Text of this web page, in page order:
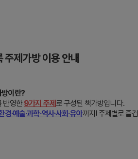
주제가방 이용 안내
방이란?
반영한 9가지 주제 로 구성된 책가방입니다.
경·예술·과학·역사·사회·유아까지! 주제별로 즐